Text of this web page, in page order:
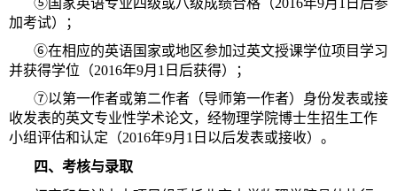
加考试）；
⑥在相应的英语国家或地区参加过英文授课学位项目学习
并获得学位（2016年9月1日后获得）；
⑦以第一作者或第二作者（导师第一作者）身份发表或接
收发表的英文专业性学术论文，经物理学院博士生招生工作
小组评估和认定（2016年9月1日以后发表或接收）。
四、考核与录取